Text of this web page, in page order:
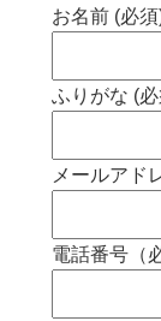
お名前 (必
ふりがな (
メールアド
電話番号（